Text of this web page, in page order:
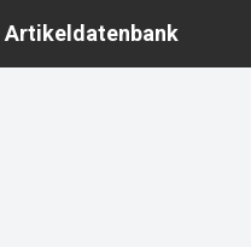
Artikeldatenbank